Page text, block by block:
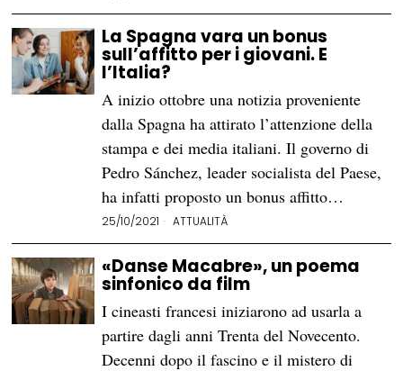
La Spagna vara un bonus
sull’affitto per i giovani. E
l’Italia?
A inizio ottobre una notizia proveniente
dalla Spagna ha attirato l’attenzione della
stampa e dei media italiani. Il governo di
Pedro Sánchez, leader socialista del Paese,
ha infatti proposto un bonus affitto…
25/10/2021 ATTUALITÀ
«Danse Macabre», un poema
sinfonico da film
I cineasti francesi iniziarono ad usarla a
partire dagli anni Trenta del Novecento.
Decenni dopo il fascino e il mistero di